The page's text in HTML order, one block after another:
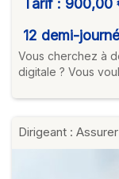
12 demi-
Vous cherchez à
digitale ? Vous
Dirigeant :